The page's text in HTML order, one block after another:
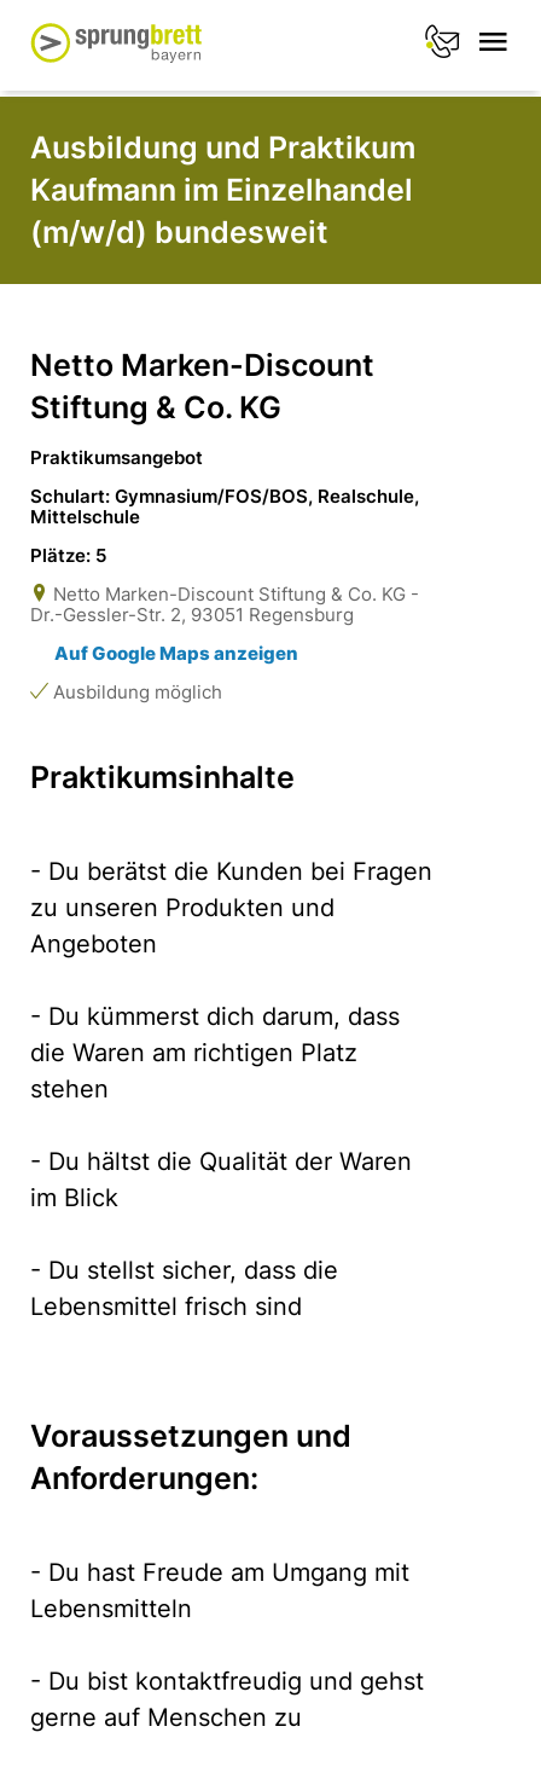
Ausbildung und Praktikum
Kaufmann im Einzelhandel
(m/w/d) bundesweit
Netto Marken-Discount
Stiftung & Co. KG
Praktikumsangebot
Schulart: Gymnasium/FOS/BOS, Realschule,
Mittelschule
Plätze: 5
Netto Marken-Discount Stiftung & Co. KG -
Dr.-Gessler-Str. 2, 93051 Regensburg
Auf Google Maps anzeigen
Ausbildung möglich
Praktikumsinhalte
- Du berätst die Kunden bei Fragen
zu unseren Produkten und
Angeboten
- Du kümmerst dich darum, dass
die Waren am richtigen Platz
stehen
- Du hältst die Qualität der Waren
im Blick
- Du stellst sicher, dass die
Lebensmittel frisch sind
Voraussetzungen und
Anforderungen:
- Du hast Freude am Umgang mit
Lebensmitteln
- Du bist kontaktfreudig und gehst
gerne auf Menschen zu